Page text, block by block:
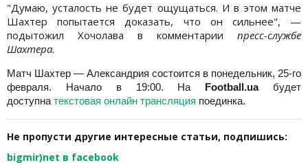
"Думаю, усталость не будет ощущаться. И в этом матче
Шахтер попытается доказать, что он сильнее", —
подытожил Хочолава в комментарии пресс-службе
Шахтера.
Матч Шахтер — Александрия состоится в понедельник, 25-го
февраля. Начало в 19:00. На Football.uaбудет
доступнатекстовая онлайн трансляция поединка.
Не пропусти другие интересные статьи, подпишись:
bigmir)net в facebook